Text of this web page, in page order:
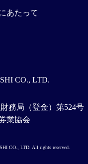
CO., LTD.
務局（登金）第524号
業協会
あたって
CO., LTD. All rights reserved.